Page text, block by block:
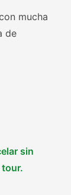
mucha
de
sin